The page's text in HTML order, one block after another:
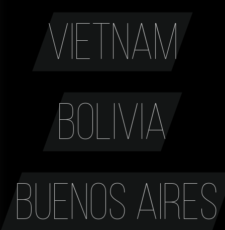
Vietnam
Bolivia
Buenos Aires